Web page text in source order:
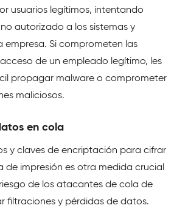
usuarios legítimos, intentando
autorizado a los sistemas y
empresa. Si comprometen las
de un empleado legítimo, les
propagar malware o comprometer
maliciosos.
en cola
y claves de encriptación para cifrar
de impresión es otra medida crucial
de los atacantes de cola de
filtraciones y pérdidas de datos.